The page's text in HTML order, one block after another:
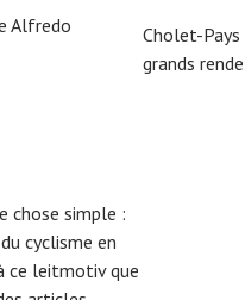
Alfredo
Cholet-
grands
chose simple :
cyclisme en
ce leitmotiv que